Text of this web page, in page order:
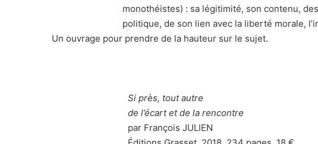
monothéistes) : sa légitimité, son contenu,
politique, de son lien avec la liberté morale,
Un ouvrage pour prendre de la hauteur sur le sujet.
Si près, tout autre
de l’écart et de la rencontre
par François JULIEN